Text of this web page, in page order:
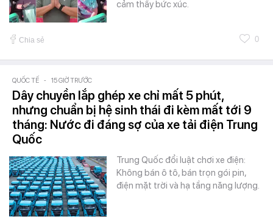
cảm thấy bức xúc.
Chia sẻ 0
QUỐC TẾ - 15 GIỜ TRƯỚC
Dây chuyền lắp ghép xe chỉ mất 5 phút,
nhưng chuẩn bị hệ sinh thái đi kèm mất tới 9
tháng: Nước đi đáng sợ của xe tải điện Trung
Quốc
Trung Quốc đổi luật chơi xe điện:
Không bán ô tô, bán trọn gói pin,
điện mặt trời và hạ tầng năng lượng.